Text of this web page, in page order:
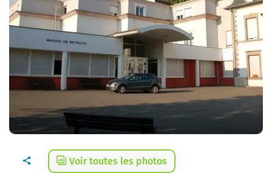
Voir toutes les photos